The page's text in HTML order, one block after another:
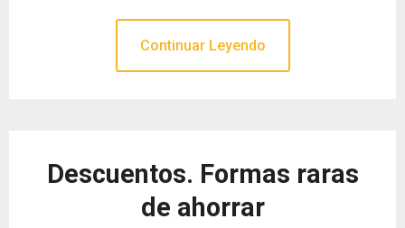
Continuar Leyendo
Descuentos. Formas raras
de ahorrar